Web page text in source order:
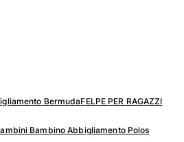
BermudaFELPE PER RAGAZZI
Bambino Abbigliamento Polos